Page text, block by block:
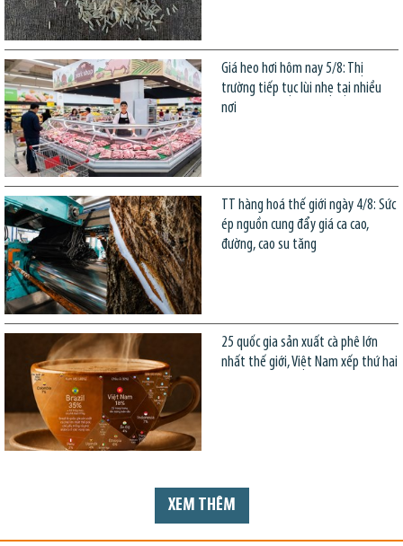
Giá heo hơi hôm nay 5/8: Thị
trường tiếp tục lùi nhẹ tại nhiều
nơi
TT hàng hoá thế giới ngày 4/8: Sức
ép nguồn cung đẩy giá ca cao,
đường, cao su tăng
25 quốc gia sản xuất cà phê lớn
nhất thế giới, Việt Nam xếp thứ hai
XEM THÊM